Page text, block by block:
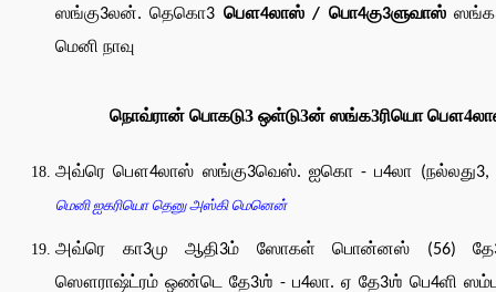
ஸங்கு3லன். தெகொ3 பௌ4லாஸ் / பொ4கு3ளுவாஸ்
மெனி நாவு
நொவ்ரான் பொகடு3 ஒள்டு3ன் ஸங்க3ரியொ
அவ்ரெ பௌ4லாஸ் ஸங்கு3வெஸ். ஐகொ - ப4லா (நல்லது3,
மெனி ஐகரியொ தெனு அஸ்கி மெனென்
அவ்ரெ கா3மு ஆதி3ம் ஸோகள் பொன்னஸ் (56)
ஸௌராஷ்ட்ரம் ஒண்டெ தே3ஶ் - ப4லா. ஏ தே3ஶ் பெ4ளி